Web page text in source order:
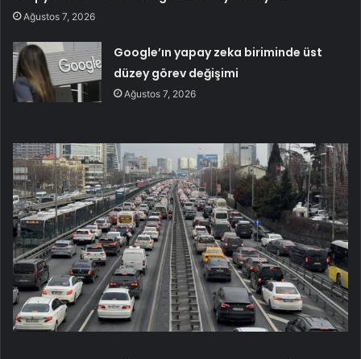
Ağustos 7, 2026
Google’ın yapay zeka biriminde üst
düzey görev değişimi
Ağustos 7, 2026